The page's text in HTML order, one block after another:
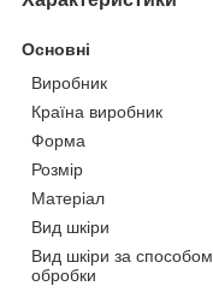
Основні
Виробник
Країна виробник
Форма
Розмір
Матеріал
Вид шкіри
Вид шкіри за способом
обробки